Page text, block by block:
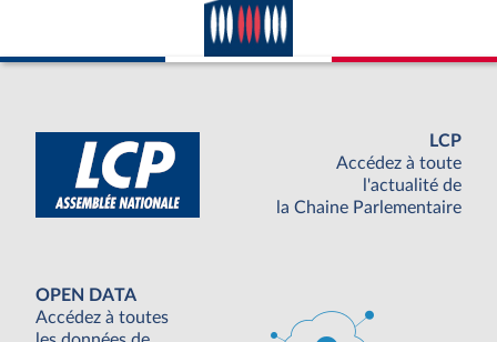
LCP
Accédez à toute
l'actualité de
la Chaine Parlementaire
OPEN DATA
Accédez à toutes